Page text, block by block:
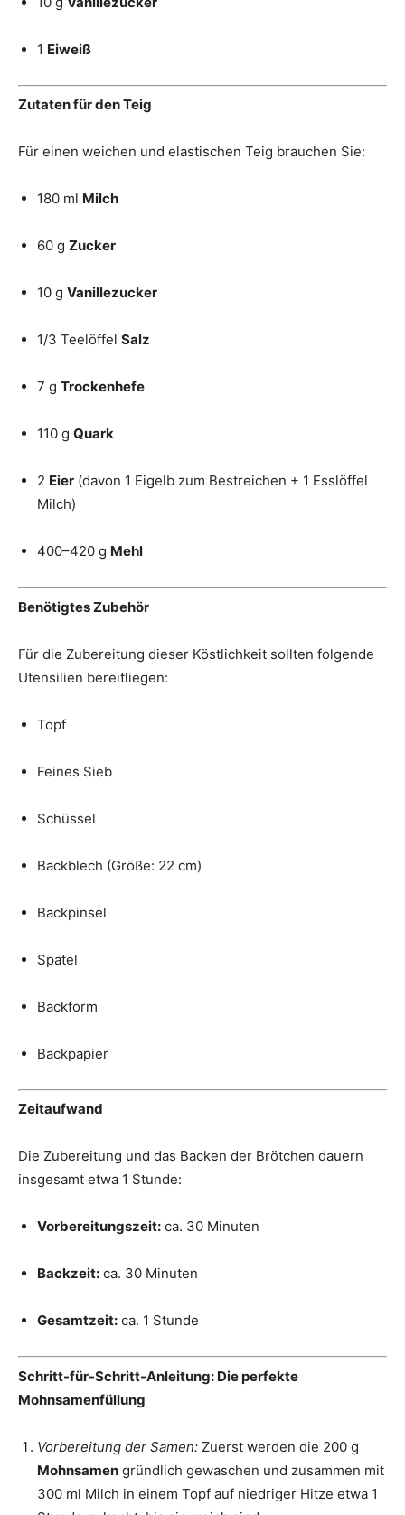
1 Eiweiß
Zutaten für den Teig
Für einen weichen und elastischen Teig brauchen Sie:
180 ml Milch
60 g Zucker
10 g Vanillezucker
1/3 Teelöffel Salz
7 g Trockenhefe
110 g Quark
2 Eier (davon 1 Eigelb zum Bestreichen + 1 Esslöffel
Milch)
400–420 g Mehl
Benötigtes Zubehör
Für die Zubereitung dieser Köstlichkeit sollten folgende
Utensilien bereitliegen:
Topf
Feines Sieb
Schüssel
Backblech (Größe: 22 cm)
Backpinsel
Spatel
Backform
Backpapier
Zeitaufwand
Die Zubereitung und das Backen der Brötchen dauern
insgesamt etwa 1 Stunde:
Vorbereitungszeit: ca. 30 Minuten
Backzeit: ca. 30 Minuten
Gesamtzeit: ca. 1 Stunde
Schritt-für-Schritt-Anleitung: Die perfekte
Mohnsamenfüllung
Vorbereitung der Samen: Zuerst werden die 200 g
Mohnsamen gründlich gewaschen und zusammen mit
300 ml Milch in einem Topf auf niedriger Hitze etwa 1